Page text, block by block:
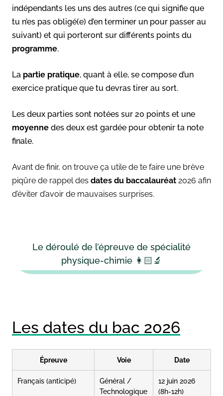
indépendants les uns des autres (ce qui signifie que
tu n’es pas obligé(e) d’en terminer un pour passer au
suivant) et qui porteront sur différents points du
programme.
La partie pratique, quant à elle, se compose d’un
exercice pratique que tu devras tirer au sort.
Les deux parties sont notées sur 20 points et une
moyenne des deux est gardée pour obtenir ta note
finale.
Avant de finir, on trouve ça utile de te faire une brève
piqûre de rappel des dates du baccalauréat 2026 afin
d’éviter d’avoir de mauvaises surprises.
Le déroulé de l’épreuve de spécialité
physique-chimie 👩🏻‍🔬
Les dates du bac 2026
Épreuve Voie Date
Français (anticipé)
Général /
Technologique
12 juin 2026
(8h-12h)